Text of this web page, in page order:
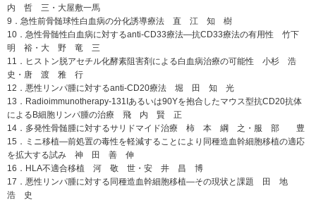
内 哲 三・大屋敷一馬
9．急性前骨髄球性白血病の分化誘導療法 直 江 知 樹
10．急性骨髄性白血病に対するanti-CD33療法―抗CD33療法の有用性 竹下
明 裕・大 野 竜 三
11．ヒストン脱アセチル化酵素阻害剤による白血病治療の可能性 小杉 浩
史・唐 渡 雅 行
12．悪性リンパ腫に対するanti-CD20療法 堀 田 知 光
13．Radioimmunotherapy-131Iあるいは90Yを抱合したマウス型抗CD20抗体
によるB細胞リンパ腫の治療 飛 内 賢 正
14．多発性骨髄腫に対するサリドマイド治療 柿 本 綱 之・服 部 豊
15．ミニ移植―前処置の毒性を軽減することにより同種造血幹細胞移植の適応
を拡大する試み 神 田 善 伸
16．HLA不適合移植 河 敬 世・安 井 昌 博
17．悪性リンパ腫に対する同種造血幹細胞移植―その現状と課題 田 地
浩 史